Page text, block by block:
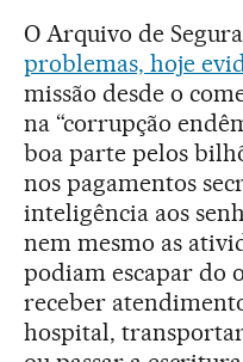
O Arquivo de
problemas, hoje
missão desde o
na “corrupção
boa parte pelos
nos pagamentos
inteligência aos
nem mesmo as
podiam escapar do
receber
hospital,